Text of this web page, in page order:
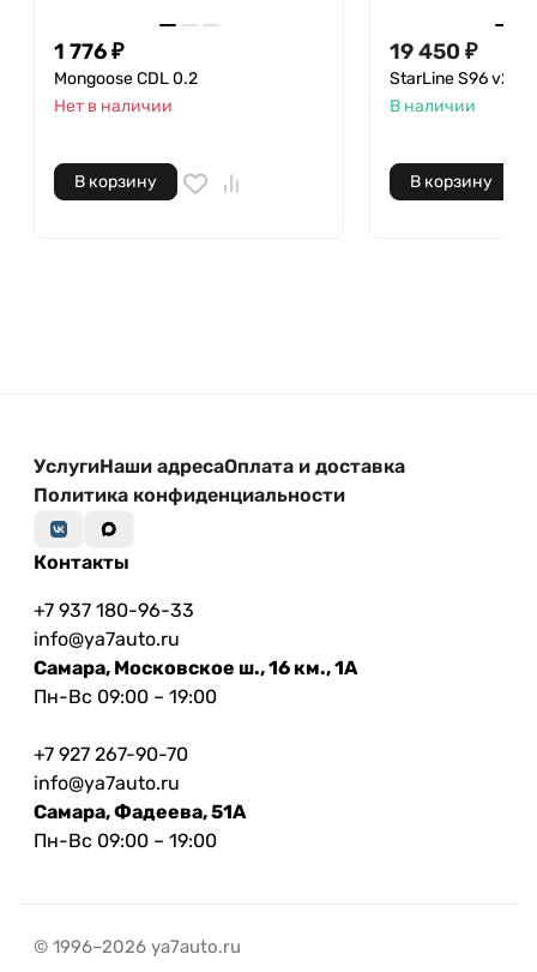
1 776 ₽
Mongoose CDL 0.2
Нет в наличии
В корзину
19 450 ₽
StarLine S96 v2
В наличии
В корзину
УслугиНаши адресаОплата и доставка
Политика конфиденциальности
Контакты
+7 937 180-96-33
info@ya7auto.ru
Самара, Московское ш., 16 км., 1А
Пн-Вс 09:00 – 19:00
+7 927 267-90-70
info@ya7auto.ru
Самара, Фадеева, 51А
Пн-Вс 09:00 – 19:00
© 1996–2026 ya7auto.ru